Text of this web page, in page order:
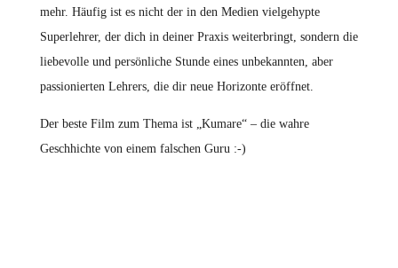
mehr. Häufig ist es nicht der in den Medien vielgehypte
Superlehrer, der dich in deiner Praxis weiterbringt, sondern die
liebevolle und persönliche Stunde eines unbekannten, aber
passionierten Lehrers, die dir neue Horizonte eröffnet.
Der beste Film zum Thema ist „Kumare“ – die wahre
Geschhichte von einem falschen Guru :-)